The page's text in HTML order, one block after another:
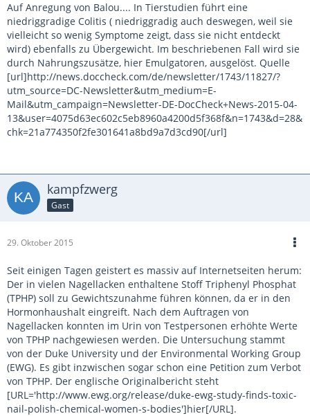
Auf Anregung von Balou.... In Tierstudien führt eine
niedriggradige Colitis ( niedriggradig auch deswegen, weil sie
vielleicht so wenig Symptome zeigt, dass sie nicht entdeckt
wird) ebenfalls zu Übergewicht. Im beschriebenen Fall wird sie
durch Nahrungszusätze, hier Emulgatoren, ausgelöst. Quelle
[url]http://news.doccheck.com/de/newsletter/1743/11827/?
utm_source=DC-Newsletter&utm_medium=E-
Mail&utm_campaign=Newsletter-DE-DocCheck+News-2015-04-
13&user=4075d63ec602c5eb8960a4200d5f368f&n=1743&d=28&
chk=21a774350f2fe301641a8bd9a7d3cd90[/url]
kampfzwerg
Gast
29. Oktober 2015
Seit einigen Tagen geistert es massiv auf Internetseiten herum:
Der in vielen Nagellacken enthaltene Stoff Triphenyl Phosphat
(TPHP) soll zu Gewichtszunahme führen können, da er in den
Hormonhaushalt eingreift. Nach dem Auftragen von
Nagellacken konnten im Urin von Testpersonen erhöhte Werte
von TPHP nachgewiesen werden. Die Untersuchung stammt
von der Duke University und der Environmental Working Group
(EWG). Es gibt inzwischen sogar schon eine Petition zum Verbot
von TPHP. Der englische Originalbericht steht
[URL='http://www.ewg.org/release/duke-ewg-study-finds-toxic-
nail-polish-chemical-women-s-bodies']hier[/URL].